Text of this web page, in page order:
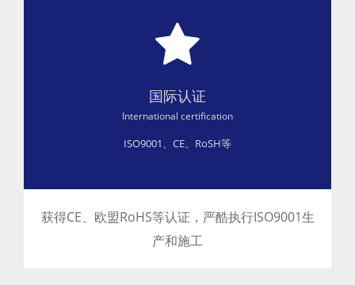
国际认证
International certification
ISO9001、CE、RoSH等
获得CE、欧盟RoHS等认证 ，严酷执行ISO9001生
产和施工